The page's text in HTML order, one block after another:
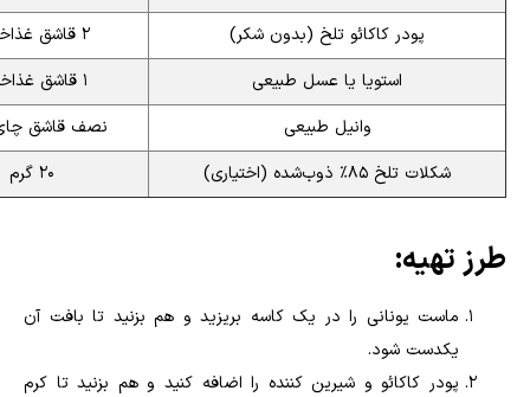
پودر کاکائو تلخ (بدون شکر)
۲ قاشق غذاخوری
استویا یا عسل طبیعی
۱ قاشق غذاخوری
وانیل طبیعی
نصف قاشق
شکلات تلخ ۸۵٪ ذوب‌شده (اختیاری)
۲۰ گرم
طرز تهیه:
ماست یونانی را در یک کاسه بریزید و هم بزنید تا بافت آن
یکدست شود.
پودر کاکائو و شیرین کننده را اضافه کنید و هم بزنید تا کرم